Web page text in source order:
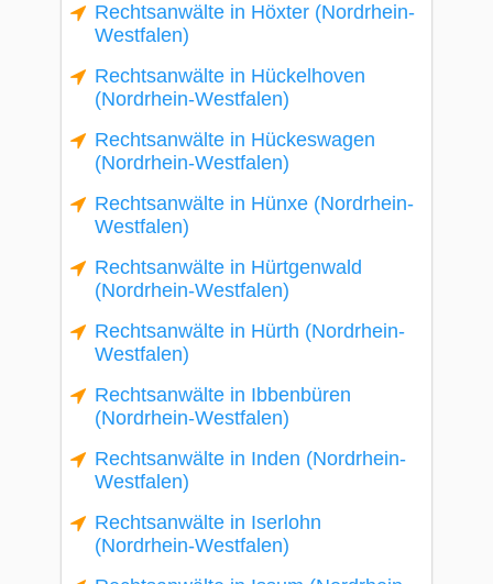
Rechtsanwälte in Höxter (Nordrhein-
Westfalen)
Rechtsanwälte in Hückelhoven
(Nordrhein-Westfalen)
Rechtsanwälte in Hückeswagen
(Nordrhein-Westfalen)
Rechtsanwälte in Hünxe (Nordrhein-
Westfalen)
Rechtsanwälte in Hürtgenwald
(Nordrhein-Westfalen)
Rechtsanwälte in Hürth (Nordrhein-
Westfalen)
Rechtsanwälte in Ibbenbüren
(Nordrhein-Westfalen)
Rechtsanwälte in Inden (Nordrhein-
Westfalen)
Rechtsanwälte in Iserlohn
(Nordrhein-Westfalen)